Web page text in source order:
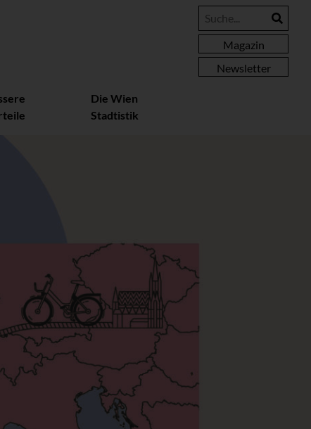
Magazin
Newsletter
Die Wien
Stadtistik